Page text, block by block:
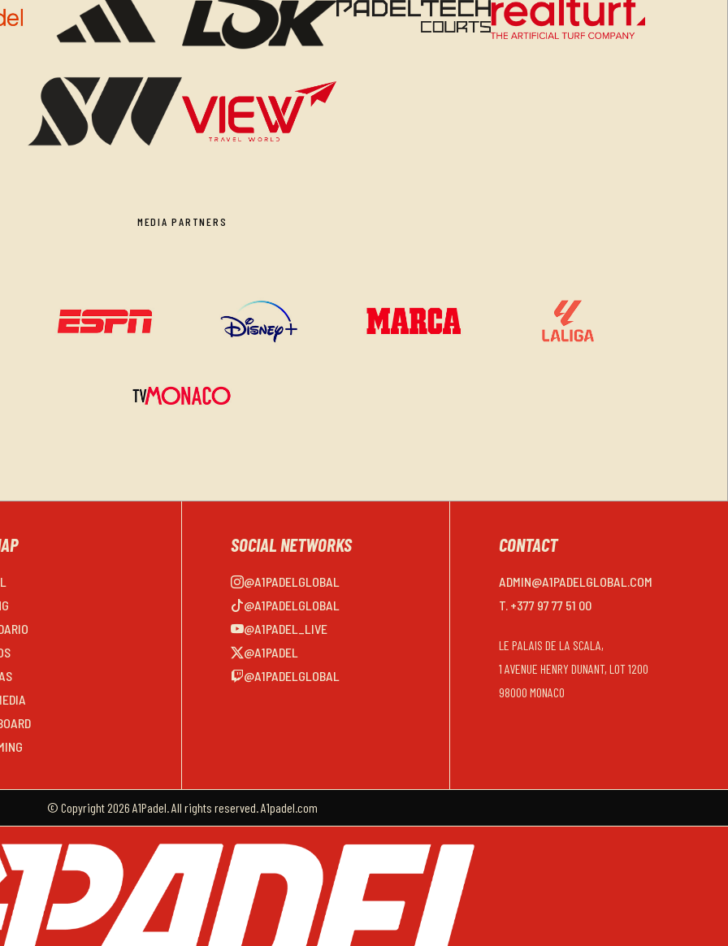
MEDIA PARTNERS
SOCIAL NETWORKS
@A1PADELGLOBAL
@A1PADELGLOBAL
@A1PADEL_LIVE
@A1PADEL
@A1PADELGLOBAL
CONTACT
ADMIN@A1PADELGLOBAL.COM
T. +377 97 77 51 00
LE PALAIS DE LA SCALA,
1 AVENUE HENRY DUNANT, LOT 1200
98000 MONACO
© Copyright 2026 A1Padel. All rights reserved. A1padel.com